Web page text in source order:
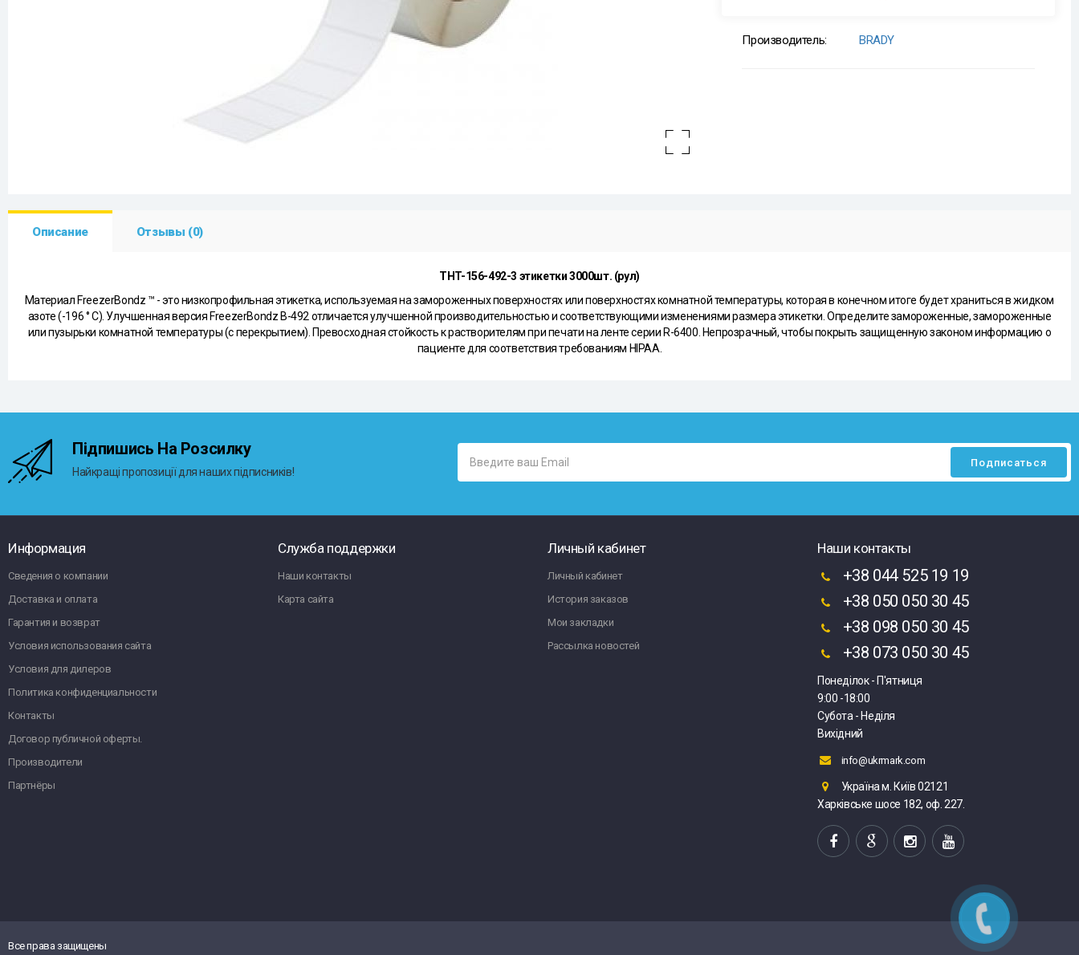
Производитель: BRADY
Описание Отзывы (0)
THT-156-492-3 этикетки 3000шт. (рул)
Материал FreezerBondz ™ - это низкопрофильная этикетка, используемая на замороженных поверхностях или поверхностях комнатной температуры, которая в конечном итоге будет храниться в жидком
азоте (-196 ° C). Улучшенная версия FreezerBondz B-492 отличается улучшенной производительностью и соответствующими изменениями размера этикетки. Определите замороженные, замороженные
или пузырьки комнатной температуры (с перекрытием). Превосходная стойкость к растворителям при печати на ленте серии R-6400. Непрозрачный, чтобы покрыть защищенную законом информацию о
пациенте для соответствия требованиям HIPAA.
Підпишись На Розсилку
Найкращі пропозиції для наших підписників!
Информация
Сведения о компании
Доставка и оплата
Гарантия и возврат
Условия использования сайта
Условия для дилеров
Политика конфиденциальности
Контакты
Договор публичной оферты.
Производители
Партнёры
Служба поддержки
Наши контакты
Карта сайта
Личный кабинет
Личный кабинет
История заказов
Мои закладки
Рассылка новостей
Наши контакты
+38 044 525 19 19
+38 050 050 30 45
+38 098 050 30 45
+38 073 050 30 45
Понеділок - П'ятниця
9:00 -18:00
Субота - Неділя
Вихідний
info@ukrmark.com
Україна м. Київ 02121
Харківське шосе 182, оф. 227.
Все права защищены